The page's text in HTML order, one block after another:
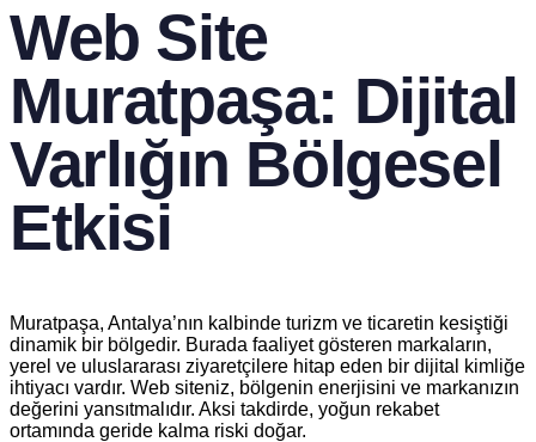
Web Site
Muratpaşa: Dijital
Varlığın Bölgesel
Etkisi
Muratpaşa, Antalya’nın kalbinde turizm ve ticaretin kesiştiği
dinamik bir bölgedir. Burada faaliyet gösteren markaların,
yerel ve uluslararası ziyaretçilere hitap eden bir dijital kimliğe
ihtiyacı vardır. Web siteniz, bölgenin enerjisini ve markanızın
değerini yansıtmalıdır. Aksi takdirde, yoğun rekabet
ortamında geride kalma riski doğar.